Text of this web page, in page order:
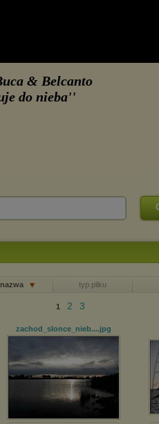
nazwa typ pliku
1 2 3
zachod_slonce_nieb....jpg